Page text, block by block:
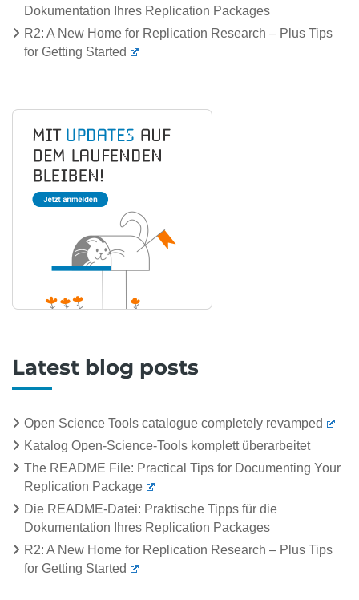
Dokumentation Ihres Replication Packages
R2: A New Home for Replication Research – Plus Tips
for Getting Started
Latest blog posts
Open Science Tools catalogue completely revamped
Katalog Open-Science-Tools komplett überarbeitet
The README File: Practical Tips for Documenting Your
Replication Package
Die README-Datei: Praktische Tipps für die
Dokumentation Ihres Replication Packages
R2: A New Home for Replication Research – Plus Tips
for Getting Started